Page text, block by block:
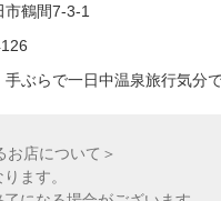
市鶴間7-3-1
手ぶらで一日中温泉旅行気分
お店について＞
ます。